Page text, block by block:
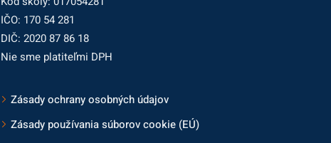
IČO: 170 54 281
DIČ: 2020 87 86 18
Nie sme platiteľmi DPH
Zásady ochrany osobných údajov
Zásady používania súborov cookie (EÚ)